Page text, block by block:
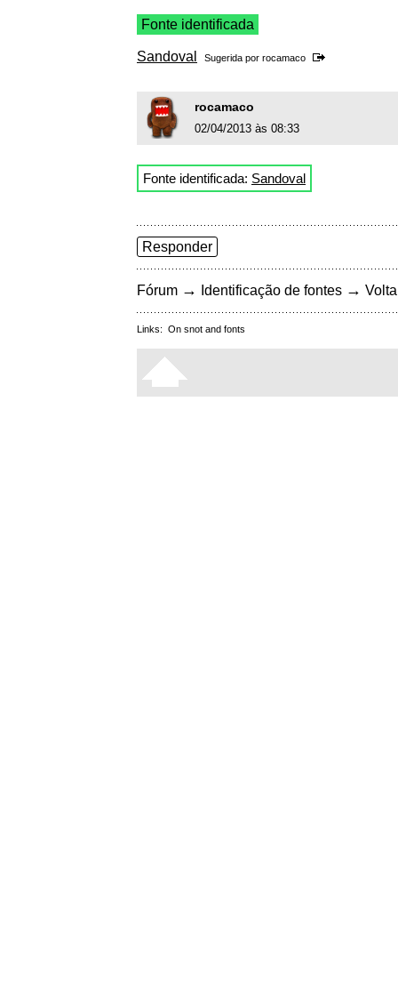
Fonte identificada
Sandoval Sugerida por rocamaco
rocamaco
02/04/2013 às 08:33
Fonte identificada: Sandoval
Responder
Fórum → Identificação de fontes →
Links: On snot and fonts